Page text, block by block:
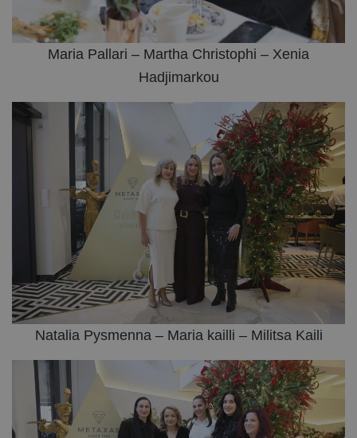
Maria Pallari – Martha Christophi – Xenia
Hadjimarkou
Natalia Pysmenna – Maria kailli – Militsa Kaili